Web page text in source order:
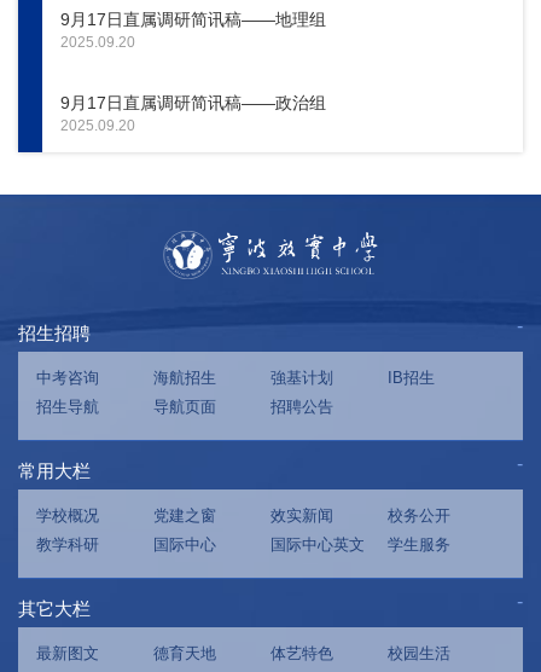
9月17日直属调研简讯稿——地理组
2025.09.20
9月17日直属调研简讯稿——政治组
2025.09.20
招生招聘
中考咨询 海航招生 強基计划
IB招生
招生导航
导航页面 招聘公告
常用大栏
学校概况 党建之窗 效实新闻
校务公开
教学科研
国际中心 国际中心英文 学生服务
其它大栏
最新图文 德育天地 体艺特色
校园生活